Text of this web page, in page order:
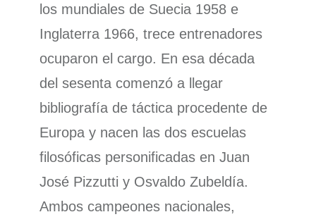
los mundiales de Suecia 1958 e
Inglaterra 1966, trece entrenadores
ocuparon el cargo. En esa década
del sesenta comenzó a llegar
bibliografía de táctica procedente de
Europa y nacen las dos escuelas
filosóficas personificadas en Juan
José Pizzutti y Osvaldo Zubeldía.
Ambos campeones nacionales,